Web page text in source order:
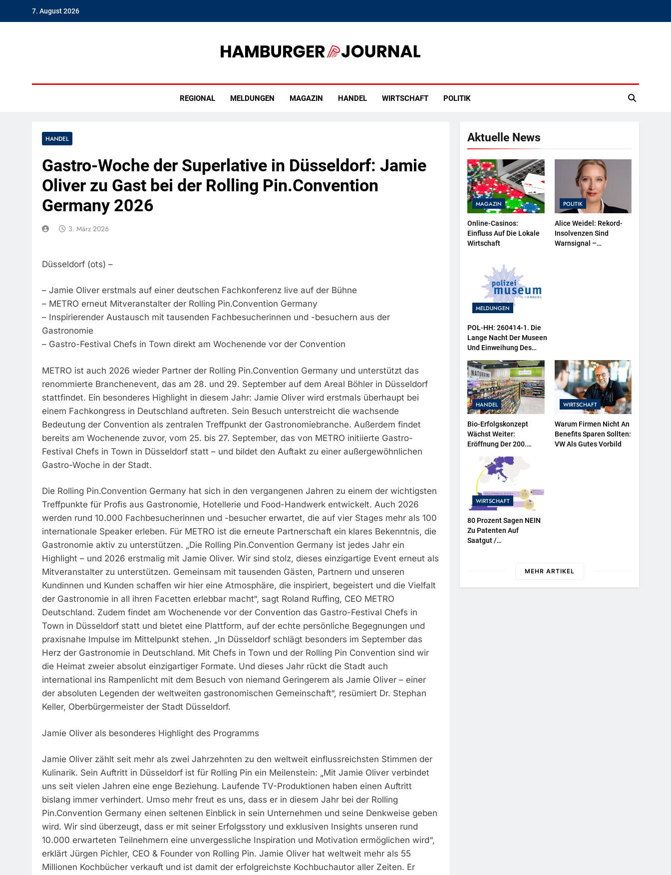
7. August 2026
REGIONAL MELDUNGEN MAGAZIN HANDEL WIRTSCHAFT POLITIK
HANDEL
Gastro-Woche der Superlative in Düsseldorf: Jamie
Oliver zu Gast bei der Rolling Pin.Convention
Germany 2026
3. März 2026
Düsseldorf (ots) –
– Jamie Oliver erstmals auf einer deutschen Fachkonferenz live auf der Bühne
– METRO erneut Mitveranstalter der Rolling Pin.Convention Germany
– Inspirierender Austausch mit tausenden Fachbesucherinnen und -besuchern aus der
Gastronomie
– Gastro-Festival Chefs in Town direkt am Wochenende vor der Convention
METRO ist auch 2026 wieder Partner der Rolling Pin.Convention Germany und unterstützt das
renommierte Branchenevent, das am 28. und 29. September auf dem Areal Böhler in Düsseldorf
stattfindet. Ein besonderes Highlight in diesem Jahr: Jamie Oliver wird erstmals überhaupt bei
einem Fachkongress in Deutschland auftreten. Sein Besuch unterstreicht die wachsende
Bedeutung der Convention als zentralen Treffpunkt der Gastronomiebranche. Außerdem findet
bereits am Wochenende zuvor, vom 25. bis 27. September, das von METRO initiierte Gastro-
Festival Chefs in Town in Düsseldorf statt – und bildet den Auftakt zu einer außergewöhnlichen
Gastro-Woche in der Stadt.
Die Rolling Pin.Convention Germany hat sich in den vergangenen Jahren zu einem der wichtigsten
Treffpunkte für Profis aus Gastronomie, Hotellerie und Food-Handwerk entwickelt. Auch 2026
werden rund 10.000 Fachbesucherinnen und -besucher erwartet, die auf vier Stages mehr als 100
internationale Speaker erleben. Für METRO ist die erneute Partnerschaft ein klares Bekenntnis, die
Gastronomie aktiv zu unterstützen. „Die Rolling Pin.Convention Germany ist jedes Jahr ein
Highlight – und 2026 erstmalig mit Jamie Oliver. Wir sind stolz, dieses einzigartige Event erneut als
Mitveranstalter zu unterstützen. Gemeinsam mit tausenden Gästen, Partnern und unseren
Kundinnen und Kunden schaffen wir hier eine Atmosphäre, die inspiriert, begeistert und die Vielfalt
der Gastronomie in all ihren Facetten erlebbar macht“, sagt Roland Ruffing, CEO METRO
Deutschland. Zudem findet am Wochenende vor der Convention das Gastro-Festival Chefs in
Town in Düsseldorf statt und bietet eine Plattform, auf der echte persönliche Begegnungen und
praxisnahe Impulse im Mittelpunkt stehen. „In Düsseldorf schlägt besonders im September das
Herz der Gastronomie in Deutschland. Mit Chefs in Town und der Rolling Pin Convention sind wir
die Heimat zweier absolut einzigartiger Formate. Und dieses Jahr rückt die Stadt auch
international ins Rampenlicht mit dem Besuch von niemand Geringerem als Jamie Oliver – einer
der absoluten Legenden der weltweiten gastronomischen Gemeinschaft“, resümiert Dr. Stephan
Keller, Oberbürgermeister der Stadt Düsseldorf.
Jamie Oliver als besonderes Highlight des Programms
Jamie Oliver zählt seit mehr als zwei Jahrzehnten zu den weltweit einflussreichsten Stimmen der
Kulinarik. Sein Auftritt in Düsseldorf ist für Rolling Pin ein Meilenstein: „Mit Jamie Oliver verbindet
uns seit vielen Jahren eine enge Beziehung. Laufende TV-Produktionen haben einen Auftritt
bislang immer verhindert. Umso mehr freut es uns, dass er in diesem Jahr bei der Rolling
Pin.Convention Germany einen seltenen Einblick in sein Unternehmen und seine Denkweise geben
wird. Wir sind überzeugt, dass er mit seiner Erfolgsstory und exklusiven Insights unseren rund
10.000 erwarteten Teilnehmern eine unvergessliche Inspiration und Motivation ermöglichen wird“,
erklärt Jürgen Pichler, CEO & Founder von Rolling Pin. Jamie Oliver hat weltweit mehr als 55
Millionen Kochbücher verkauft und ist damit der erfolgreichste Kochbuchautor aller Zeiten. Er
Aktuelle News
MAGAZIN
Online-Casinos:
Einfluss Auf Die Lokale
Wirtschaft
POLITIK
Alice Weidel: Rekord-
Insolvenzen Sind
Warnsignal –
MELDUNGEN
POL-HH: 260414-1. Die
Lange Nacht Der Museen
Und Einweihung Des
Sowie Neuer
Ausstellungsbereiche Im
Polizeimuseum Hamburg
HANDEL
Bio-Erfolgskonzept
Wächst Weiter:
Eröffnung Der 200.
EDEKA
WIRTSCHAFT
Warum Firmen Nicht An
Benefits Sparen Sollten:
VW Als Gutes Vorbild
WIRTSCHAFT
80 Prozent Sagen NEIN
Zu Patenten Auf
Saatgut /
MEHR ARTIKEL